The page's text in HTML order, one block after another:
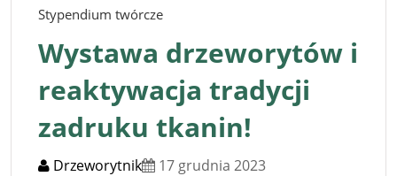
Stypendium twórcze
Wystawa drzeworytów i
reaktywacja tradycji
zadruku tkanin!
Drzeworytnik
17 grudnia 2023